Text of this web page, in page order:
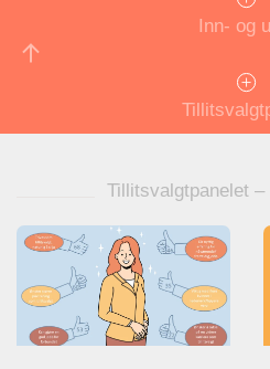
Inn- og
Tillitsvalgtpanelet